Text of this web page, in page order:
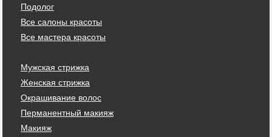
Подолог
Все салоны красоты
Все мастера красоты
Мужская стрижка
Женская стрижка
Окрашивание волос
Перманентный макияж
Макияж